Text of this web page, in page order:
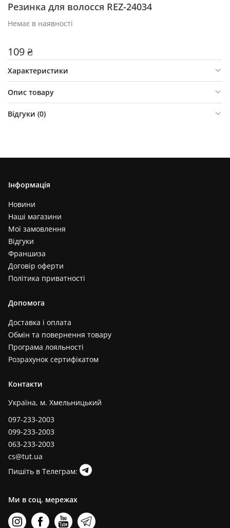
Резинка для волосся REZ-24034
Немає в наявності
109 ₴
Характеристики
Опис товару
Відгуки (0)
Інформація
Новини
Наші магазини
Мої замовлення
Відгуки
Франшиза
Договір оферти
Політика приватності
Допомога
Доставка і оплата
Обмін та повернення товару
Програма лояльності
Розрахунок сертифікатом
Контакти
Україна, м. Хмельницький
097-233-2003
099-233-2003
063-233-2003
cs@tut.ua
Пишіть в Телеграм:
Ми в соц. мережах